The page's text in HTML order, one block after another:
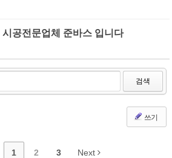
공전문업체 준바스 입니다
검색
쓰기
1 2 3 Next